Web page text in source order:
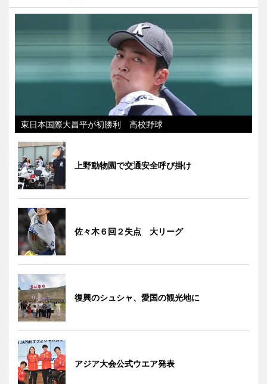
東日本国際大昌平が初勝利 高校野球
上野動物園で交通安全呼び掛け
佐々木６回２失点 大リーグ
復興のシュシャ、愛国の観光地に
アジア大会公式ウエア発表